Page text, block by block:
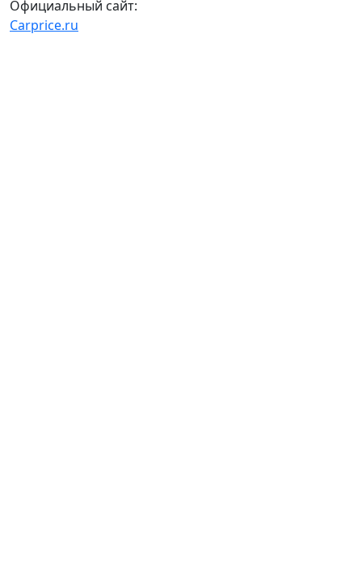
Официальный сайт:
Carprice.ru